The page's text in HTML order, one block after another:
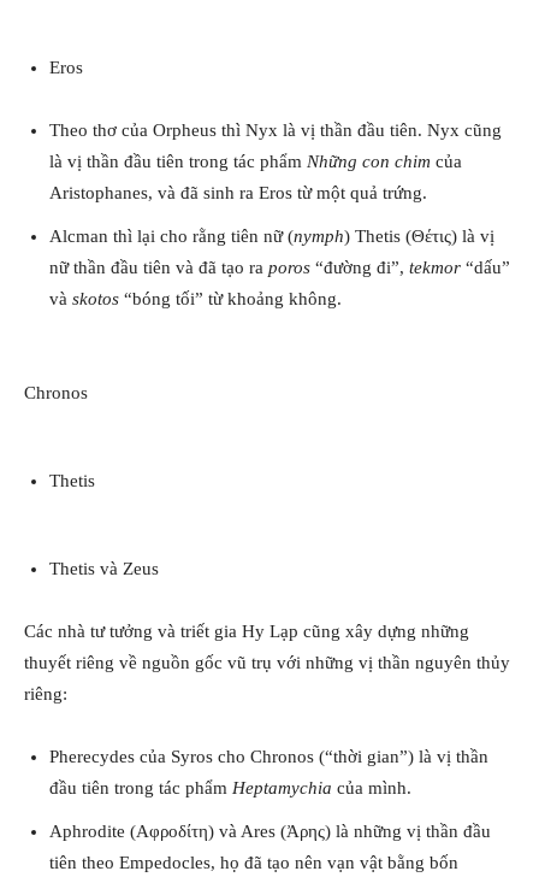
Eros
Theo thơ của Orpheus thì Nyx là vị thần đầu tiên. Nyx cũng
là vị thần đầu tiên trong tác phẩm Những con chim của
Aristophanes, và đã sinh ra Eros từ một quả trứng.
Alcman thì lại cho rằng tiên nữ (nymph) Thetis (Θέτις) là vị
nữ thần đầu tiên và đã tạo ra poros “đường đi”, tekmor “dấu”
và skotos “bóng tối” từ khoảng không.
Chronos
Thetis
Thetis và Zeus
Các nhà tư tưởng và triết gia Hy Lạp cũng xây dựng những
thuyết riêng về nguồn gốc vũ trụ với những vị thần nguyên thủy
riêng:
Pherecydes của Syros cho Chronos (“thời gian”) là vị thần
đầu tiên trong tác phẩm Heptamychia của mình.
Aphrodite (Αφροδίτη) và Ares (Ἀρης) là những vị thần đầu
tiên theo Empedocles, họ đã tạo nên vạn vật bằng bốn